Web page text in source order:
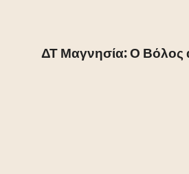
ΔΤ Μαγνησία: Ο Βόλος